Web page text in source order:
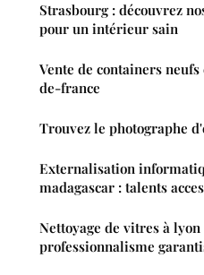
Strasbourg : découvrez
pour un intérieur sain
Vente de containers
de-france
Trouvez le photographe
Externalisation
madagascar : talents
Nettoyage de vitres à
professionnalisme